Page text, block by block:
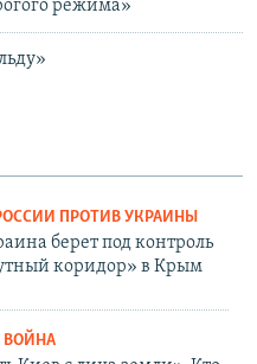
режима»
ПРОТИВ УКРАИНЫ
берет под контроль
коридор» в Крым